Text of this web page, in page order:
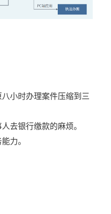
小时办理案件压缩到三
去银行缴款的麻烦。
力。